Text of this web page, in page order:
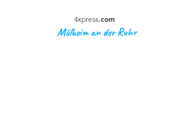
4xpress.com
Mülheim an der Ruhr